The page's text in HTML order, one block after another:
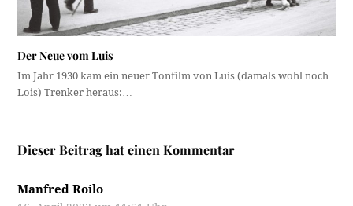
Der Neue vom Luis
Im Jahr 1930 kam ein neuer Tonfilm von Luis (damals wohl noch
Lois) Trenker heraus:…
Dieser Beitrag hat einen Kommentar
Manfred Roilo